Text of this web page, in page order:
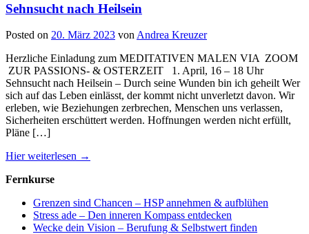
Sehnsucht nach Heilsein
Posted on 20. März 2023 von Andrea Kreuzer
Herzliche Einladung zum MEDITATIVEN MALEN VIA ZOOM
ZUR PASSIONS- & OSTERZEIT 1. April, 16 – 18 Uhr
Sehnsucht nach Heilsein – Durch seine Wunden bin ich geheilt Wer
sich auf das Leben einlässt, der kommt nicht unverletzt davon. Wir
erleben, wie Beziehungen zerbrechen, Menschen uns verlassen,
Sicherheiten erschüttert werden. Hoffnungen werden nicht erfüllt,
Pläne […]
Hier weiterlesen →
Fernkurse
Grenzen sind Chancen – HSP annehmen & aufblühen
Stress ade – Den inneren Kompass entdecken
Wecke dein Vision – Berufung & Selbstwert finden